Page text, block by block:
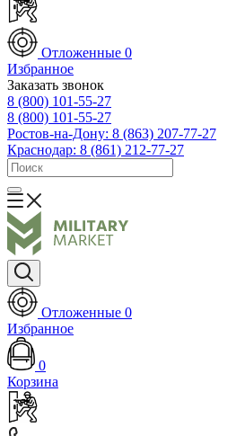
Отложенные 0
Избранное
Заказать звонок
8 (800) 101-55-27
8 (800) 101-55-27
Ростов-на-Дону: 8 (863) 207-77-27
Краснодар: 8 (861) 212-77-27
Отложенные 0
Избранное
0
Корзина